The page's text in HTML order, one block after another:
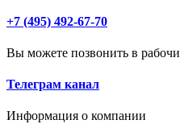
+7 (495) 492-67-70
Вы можете позвонить в
Телеграм канал
Информация о компании